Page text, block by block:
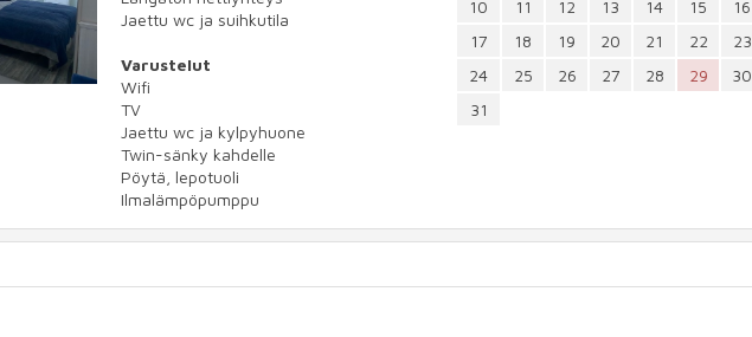
Jaettu wc ja suihkutila
Varustelut
Wifi
TV
Jaettu wc ja kylpyhuone
Twin-sänky kahdelle
Pöytä, lepotuoli
Ilmalämpöpumppu
10
11 12 13 14 15
16
17
18 19 20 21 22
23
24
25 26 27 28 29
30
31